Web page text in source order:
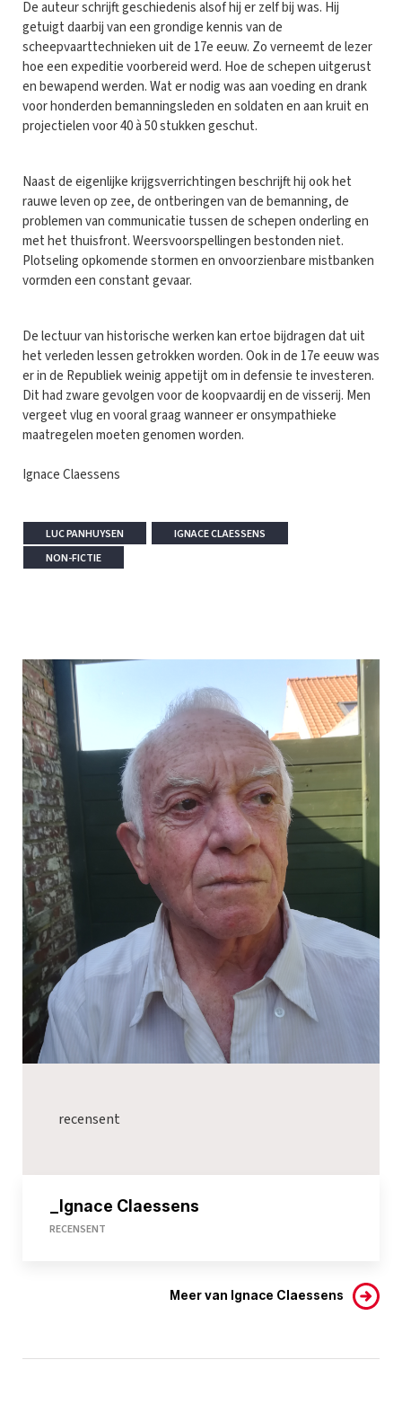
De auteur schrijft geschiedenis alsof hij er zelf bij was. Hij
getuigt daarbij van een grondige kennis van de
scheepvaarttechnieken uit de 17e eeuw. Zo verneemt de lezer
hoe een expeditie voorbereid werd. Hoe de schepen uitgerust
en bewapend werden. Wat er nodig was aan voeding en drank
voor honderden bemanningsleden en soldaten en aan kruit en
projectielen voor 40 à 50 stukken geschut.
Naast de eigenlijke krijgsverrichtingen beschrijft hij ook het
rauwe leven op zee, de ontberingen van de bemanning, de
problemen van communicatie tussen de schepen onderling en
met het thuisfront. Weersvoorspellingen bestonden niet.
Plotseling opkomende stormen en onvoorzienbare mistbanken
vormden een constant gevaar.
De lectuur van historische werken kan ertoe bijdragen dat uit
het verleden lessen getrokken worden. Ook in de 17e eeuw was
er in de Republiek weinig appetijt om in defensie te investeren.
Dit had zware gevolgen voor de koopvaardij en de visserij. Men
vergeet vlug en vooral graag wanneer er onsympathieke
maatregelen moeten genomen worden.
Ignace Claessens
LUC PANHUYSEN
IGNACE CLAESSENS
NON-FICTIE
recensent
_Ignace Claessens
RECENSENT
Meer van Ignace Claessens